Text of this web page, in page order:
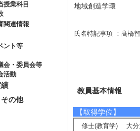
授業科目
関連情報
ント等
会・委員会等
活動
の他
地域創造学環
氏名特記事項 ：髙橋
教員基本情報
【取得学位】
修士(教育学) 大